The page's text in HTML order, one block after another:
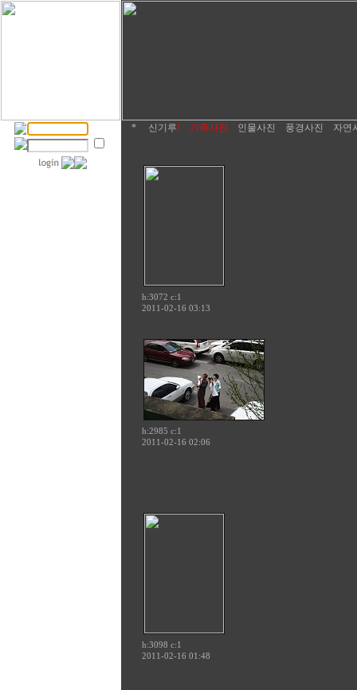
* 신기루! 가족사진 인물사진 풍경사진 자연
h:3072 c:1
2011-02-16 03:13
h:2985 c:1
2011-02-16 02:06
h:3098 c:1
2011-02-16 01:48